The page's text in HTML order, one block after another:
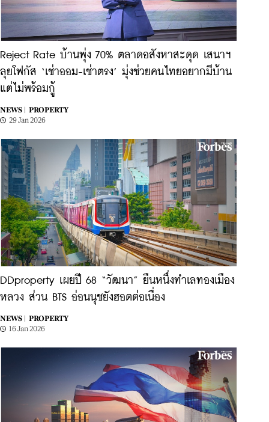
Reject Rate บ้านพุ่ง 70% ตลาดอสังหาสะดุด เสนาฯ
ลุยโฟกัส ‘เช่าออม-เช่าตรง’ มุ่งช่วยคนไทยอยากมีบ้าน
แต่ไม่พร้อมกู้
NEWS |
PROPERTY
29 Jan 2026
DDproperty เผยปี 68 “วัฒนา” ยืนหนึ่งทำเลทองเมือง
หลวง ส่วน BTS อ่อนนุชยังฮอตต่อเนื่อง
NEWS |
PROPERTY
16 Jan 2026